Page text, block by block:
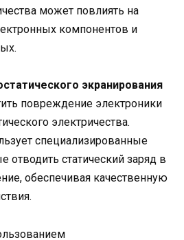
может повлиять на
компонентов и
экранирования
повреждение электроники
электричества.
специализированные
отводить статический заряд в
обеспечивая качественную